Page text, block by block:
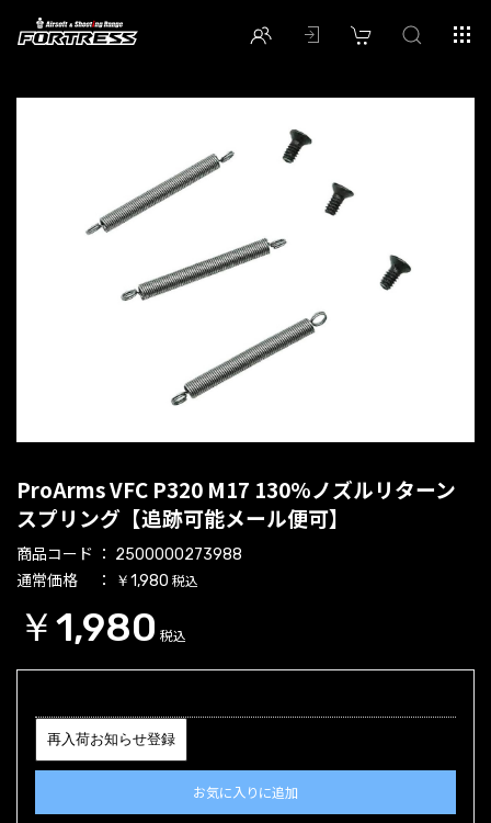
ProArms VFC P320 M17 130%ノズルリターン
スプリング【追跡可能メール便可】
商品コード 2500000273988
通常価格 ￥1,980 税込
￥1,980 税込
再入荷お知らせ登録
お気に入りに追加